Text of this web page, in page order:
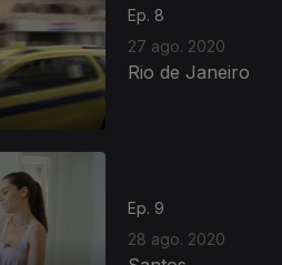
Ep. 8
27 ago. 2020
Rio de Janeiro
Ep. 9
28 ago. 2020